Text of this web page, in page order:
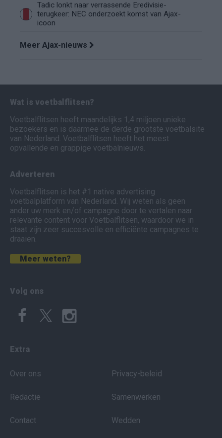
Tadic lonkt naar verrassende Eredivisie-
terugkeer: NEC onderzoekt komst van Ajax-
icoon
Meer Ajax-nieuws
Wat is voetbalflitsen?
Voetbalflitsen heeft maandelijks 1,4 miljoen unieke
bezoekers en is daarmee de derde grootste voetbalsite
van Nederland. Voetbalflitsen heeft het meest
opvallende en grappige voetbalnieuws.
Adverteren
Voetbalflitsen is het #1 native advertising
voetbalplatform van Nederland. Wij weten als geen
ander uw merk en/of campagne door te vertalen naar
relevante content voor Voetbalflitsen, waardoor we in
staat zijn zeer succesvolle en efficiënte campagnes te
draaien.
Meer weten?
Volg ons
Extra
Over ons
Redactie
Contact
Privacy-beleid
Samenwerken
Wedden